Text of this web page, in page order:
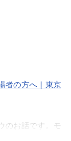
者の方へ｜東京
のお話です。モ